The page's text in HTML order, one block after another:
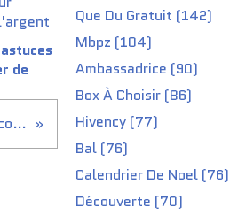
de
Receveur Flight antidérapant de Jacob Delafon pour ma salle de Bain
Que Du Gratuit (142)
Mbpz (104)
Ambassadrice (90)
Box À Choisir (86)
Hivency (77)
Bal (76)
Calendrier De Noel (76)
Découverte (70)